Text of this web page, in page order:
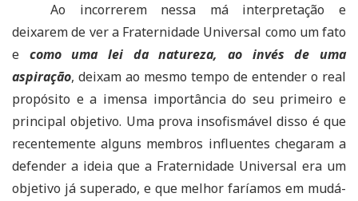
Ao incorrerem nessa má interpretação e
deixarem de ver a Fraternidade Universal como um fato
e como uma lei da natureza, ao invés de uma
aspiração, deixam ao mesmo tempo de entender o real
propósito e a imensa importância do seu primeiro e
principal objetivo. Uma prova insofismável disso é que
recentemente alguns membros influentes chegaram a
defender a ideia que a Fraternidade Universal era um
objetivo já superado, e que melhor faríamos em mudá-